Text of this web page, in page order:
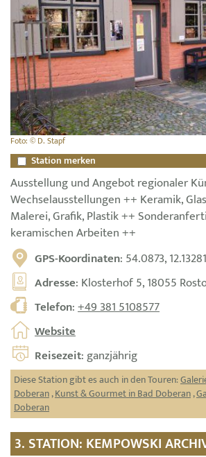
Foto: © D. Stapf
Station merken
Ausstellung und Angebot regionaler
Wechselausstellungen ++ Keramik,
Malerei, Grafik, Plastik ++
keramischen Arbeiten ++
GPS-Koordinaten: 54.0873, 12.13281
Adresse: Klosterhof 5, 18055
Telefon:+49 381 5108577
Website
Reisezeit: ganzjährig
Diese Station gibt es auch in den Touren:
Doberan,Kunst & Gourmet in Bad Doberan,
Doberan
3. STATION: KEMPOWSKI